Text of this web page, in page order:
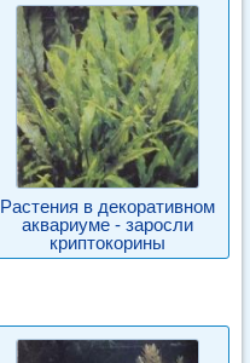
Растения в декоративном
аквариуме - заросли
криптокорины